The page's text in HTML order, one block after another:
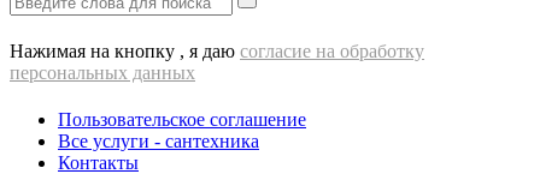
Нажимая на кнопку , я даю согласие на обработку
персональных данных
Пользовательское соглашение
Все услуги - cантехника
Контакты